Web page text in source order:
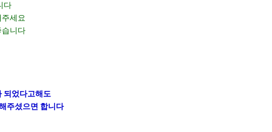
다
세요
습니다
되었다고해도
주셨으면 합니다